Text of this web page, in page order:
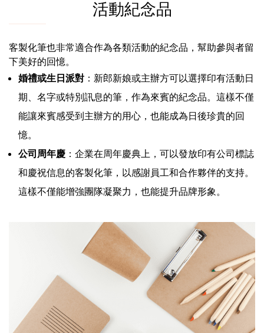
活動紀念品
客製化筆也非常適合作為各類活動的紀念品，幫助參與者留
下美好的回憶。
婚禮或生日派對 ：新郎新娘或主辦方可以選擇印有活動日
期、名字或特別訊息的筆，作為來賓的紀念品。這樣不僅
能讓來賓感受到主辦方的用心，也能成為日後珍貴的回
憶。
公司周年慶 ：企業在周年慶典上，可以發放印有公司標誌
和慶祝信息的客製化筆，以感謝員工和合作夥伴的支持。
這樣不僅能增強團隊凝聚力，也能提升品牌形象。